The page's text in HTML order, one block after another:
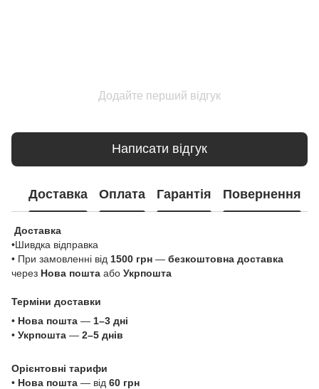
Додайте перший відгук
Написати відгук
Доставка Оплата Гарантія Повернення
Доставка
•Шивдка відправка
• При замовленні від 1500 грн — безкоштовна доставка
через Нова пошта або Укрпошта
Терміни доставки
• Нова пошта — 1–3 дні
• Укрпошта — 2–5 днів
Орієнтовні тарифи
• Нова пошта — від 60 грн